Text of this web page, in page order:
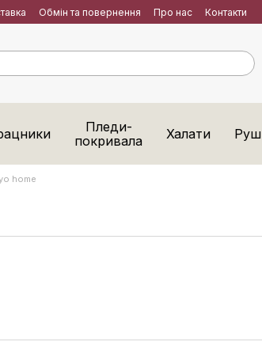
Обмін та повернення Про нас Контакти
Пледи-
покривала
Халати
home